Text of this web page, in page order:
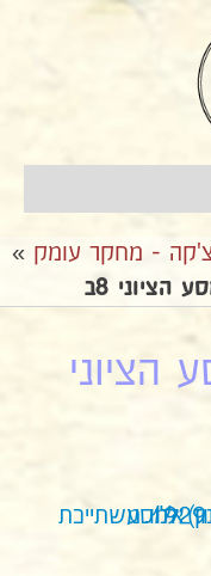
- מחקר עומק »
8ב